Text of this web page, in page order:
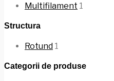
Multifilament 1
Structura
Rotund 1
Categorii de produse